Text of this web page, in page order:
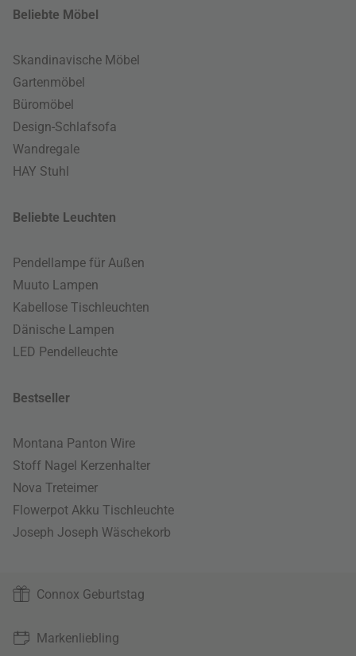
Beliebte Möbel
Skandinavische Möbel
Gartenmöbel
Büromöbel
Design-Schlafsofa
Wandregale
HAY Stuhl
Beliebte Leuchten
Pendellampe für Außen
Muuto Lampen
Kabellose Tischleuchten
Dänische Lampen
LED Pendelleuchte
Bestseller
Montana Panton Wire
Stoff Nagel Kerzenhalter
Nova Treteimer
Flowerpot Akku Tischleuchte
Joseph Joseph Wäschekorb
Connox Geburtstag
Markenliebling